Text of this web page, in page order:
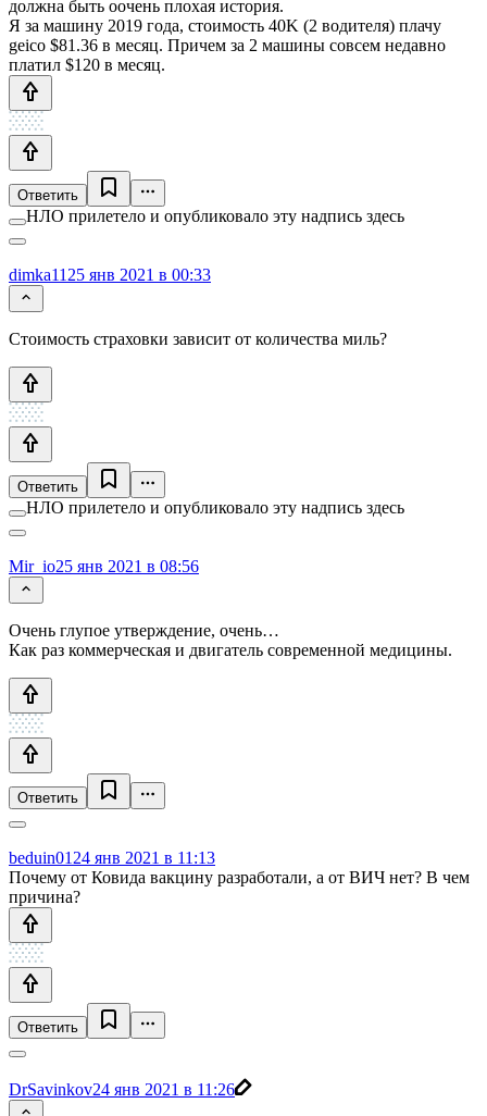
должна быть оочень плохая история.
Я за машину 2019 года, стоимость 40K (2 водителя) плачу
geico $81.36 в месяц. Причем за 2 машины совсем недавно
платил $120 в месяц.
Ответить
НЛО прилетело и опубликовало эту надпись здесь
dimka11 25 янв 2021 в 00:33
Стоимость страховки зависит от количества миль?
Ответить
НЛО прилетело и опубликовало эту надпись здесь
Mir_io25 янв 2021 в 08:56
Очень глупое утверждение, очень…
Как раз коммерческая и двигатель современной медицины.
Ответить
beduin01 24 янв 2021 в 11:13
Почему от Ковида вакцину разработали, а от ВИЧ нет? В чем
причина?
Ответить
DrSavinkov24 янв 2021 в 11:26